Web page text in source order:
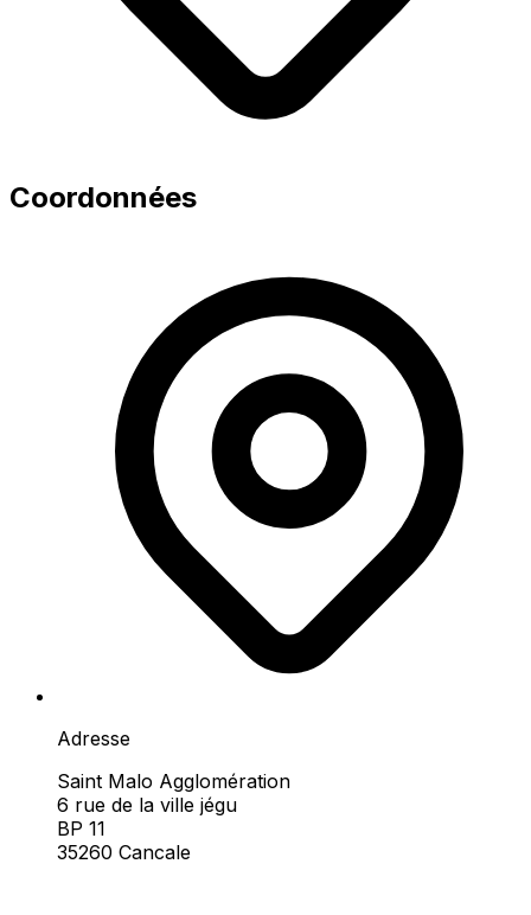
Coordonnées
Adresse
Saint Malo Agglomération
6 rue de la ville jégu
BP 11
35260 Cancale